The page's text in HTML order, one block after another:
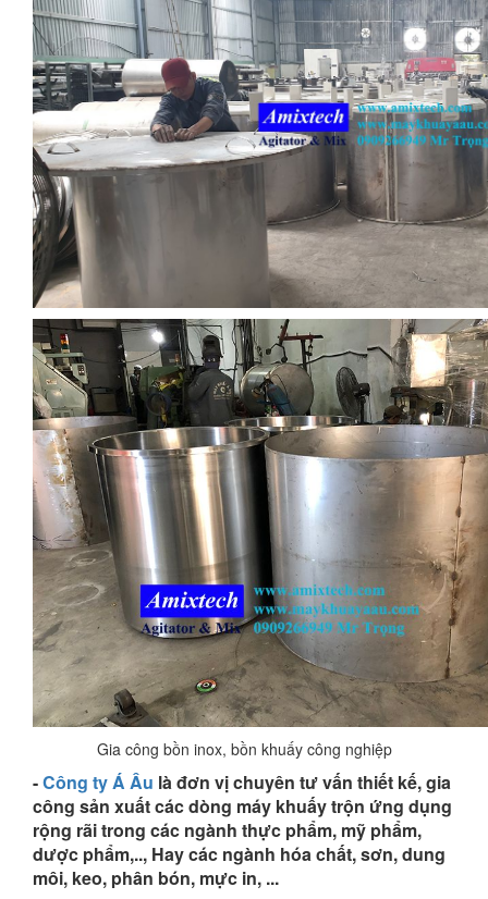
Gia công bồn inox, bồn khuấy công nghiệp
-Công ty Á Âu là đơn vị chuyên tư vấn thiết kế, gia
công sản xuất các dòng máy khuấy trộn ứng dụng
rộng rãi trong các ngành thực phẩm, mỹ phẩm,
dược phẩm,.., Hay các ngành hóa chất, sơn, dung
môi, keo, phân bón, mực in, ...